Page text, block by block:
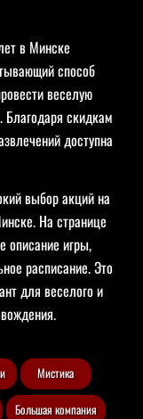
в Минске
способ
веселую
Благодаря скидкам
доступна
выбор акций на
На странице
описание игры,
расписание. Это
для веселого и
Мистика
Большая компания